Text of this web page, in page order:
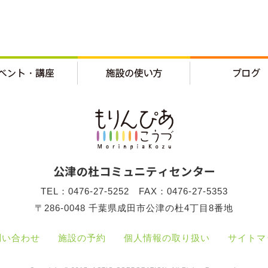
合わせ 施設の予約 個人情報の取り扱い サイト
TEL：0476-27-5252 FAX：0476-27-5353
〒286-0048 千葉県成田市公津の杜4丁目8番地